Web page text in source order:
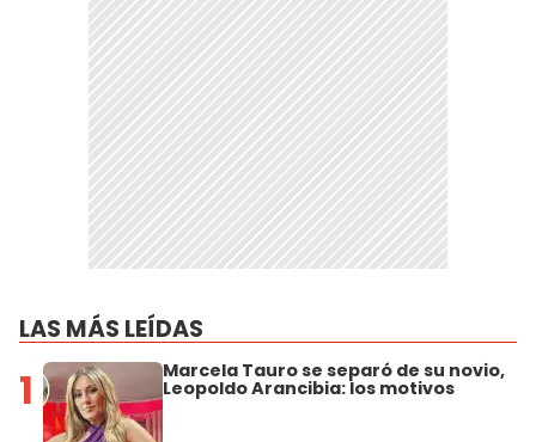
LAS MÁS LEÍDAS
1 Marcela Tauro se separó de su novio,
Leopoldo Arancibia: los motivos